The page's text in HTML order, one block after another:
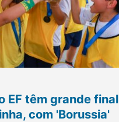
EF têm grande final
com 'Borussia'